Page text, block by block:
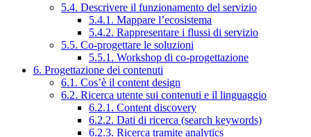
5.4. Descrivere il funzionamento del servizio
5.4.1. Mappare l’ecosistema
5.4.2. Rappresentare i flussi di servizio
5.5. Co-progettare le soluzioni
5.5.1. Workshop di co-progettazione
6. Progettazione dei contenuti
6.1. Cos’è il content design
6.2. Ricerca utente sui contenuti e il linguaggio
6.2.1. Content discovery
6.2.2. Dati di ricerca (search keywords)
6.2.3. Ricerca tramite analytics